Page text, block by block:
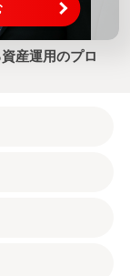
産運用のプロ